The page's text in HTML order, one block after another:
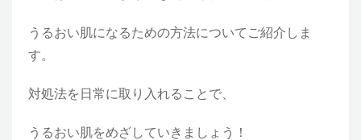
うるおい肌になるための方法についてご紹介しま
す。
対処法を日常に取り入れることで、
うるおい肌をめざしていきましょう！